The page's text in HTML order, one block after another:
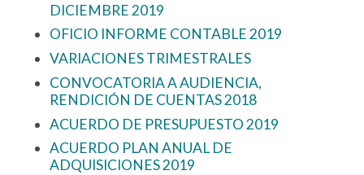
DICIEMBRE 2019
OFICIO INFORME CONTABLE 2019
VARIACIONES TRIMESTRALES
CONVOCATORIA A AUDIENCIA,
RENDICIÓN DE CUENTAS 2018
ACUERDO DE PRESUPUESTO 2019
ACUERDO PLAN ANUAL DE
ADQUISICIONES 2019